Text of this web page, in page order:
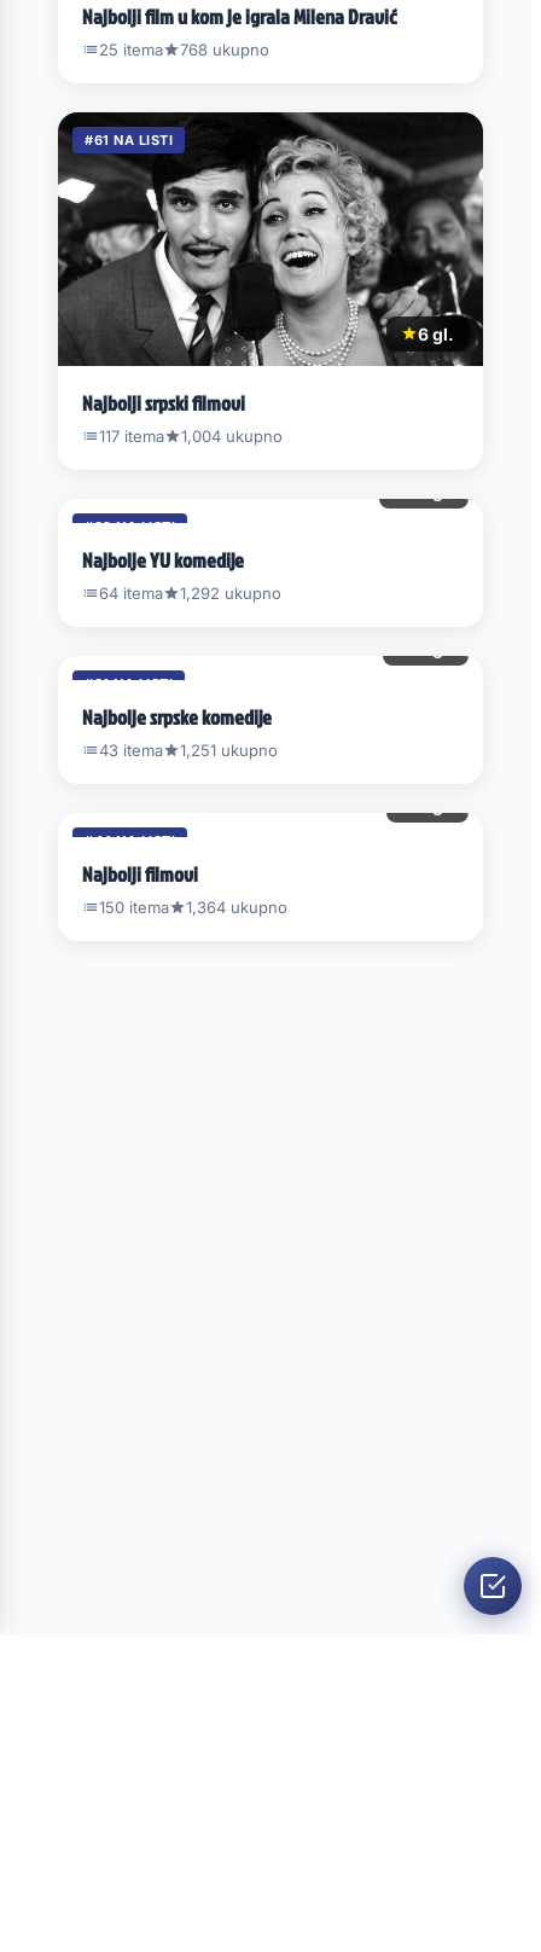
Najbolji film u kom je igrala Milena Dravić
25 itema 768 ukupno
#61 NA LISTI
6 gl.
Najbolji srpski filmovi
117 itema 1,004 ukupno
#32 NA LISTI
Najbolje YU komedije
64 itema 1,292 ukupno
#31 NA LISTI
Najbolje srpske komedije
43 itema 1,251 ukupno
#44 NA LISTI
Najbolji filmovi
150 itema 1,364 ukupno